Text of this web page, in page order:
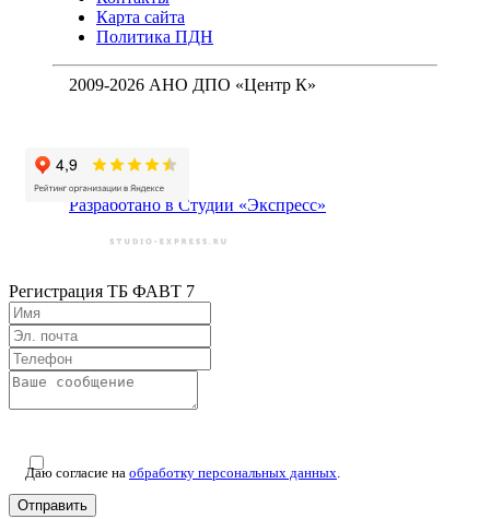
Карта сайта
Политика ПДН
2009-2026 АНО ДПО «Центр К»
Разработано в Студии «Экспресс»
Регистрация ТБ ФАВТ 7
Даю согласие на обработку персональных данных.
Отправить